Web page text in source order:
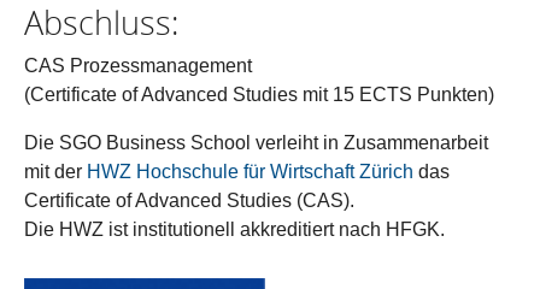
Abschluss:
CAS Prozessmanagement
(Certificate of Advanced Studies mit 15 ECTS Punkten)
Die SGO Business School verleiht in Zusammenarbeit
mit der HWZ Hochschule für Wirtschaft Zürich das
Certificate of Advanced Studies (CAS).
Die HWZ ist institutionell akkreditiert nach HFGK.